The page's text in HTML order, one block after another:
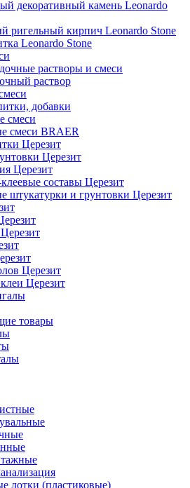
декоративный камень Leonardo
ригельный кирпич Leonardo Stone
Leonardo Stone
растворы и смеси
раствор
добавки
смеси
смеси BRAER
Церезит
Церезит
Церезит
составы Церезит
штукатурки и грунтовки Церезит
Церезит
Церезит
товары
лотки (пластиковые)